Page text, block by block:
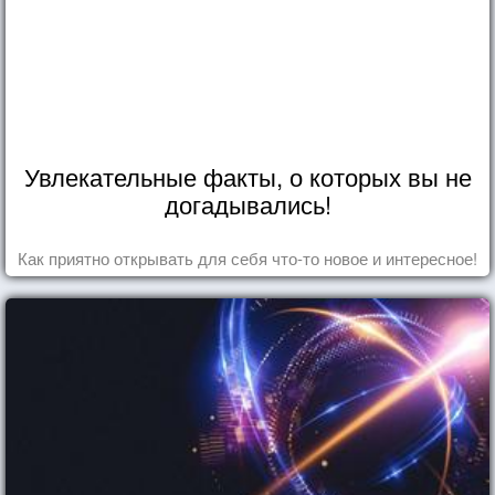
Увлекательные факты, о которых вы не
догадывались!
Как приятно открывать для себя что-то новое и интересное!